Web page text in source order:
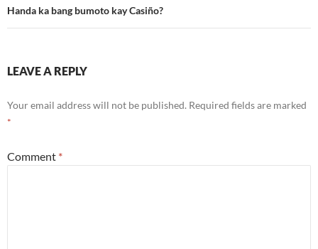
Handa ka bang bumoto kay Casiño?
LEAVE A REPLY
Your email address will not be published. Required fields are marked
*
Comment *